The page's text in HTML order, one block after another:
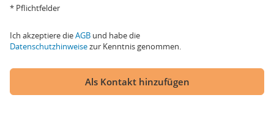
* Pflichtfelder
Ich akzeptiere dieAGB und habe die
Datenschutzhinweisezur Kenntnis genommen.
Als Kontakt hinzufügen